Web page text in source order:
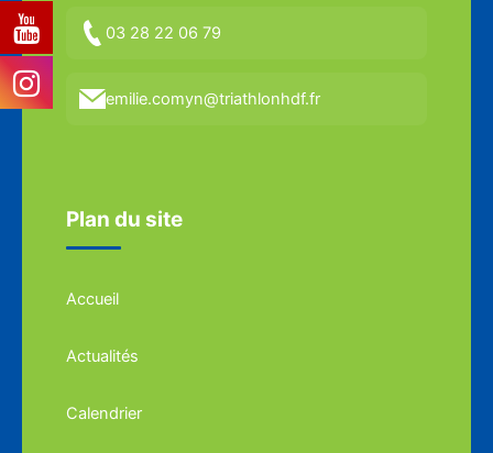
03 28 22 06 79
emilie.comyn@triathlonhdf.fr
Plan du site
Accueil
Actualités
Calendrier